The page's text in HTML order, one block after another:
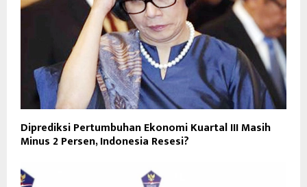
Diprediksi Pertumbuhan Ekonomi Kuartal III Masih
Minus 2 Persen, Indonesia Resesi?